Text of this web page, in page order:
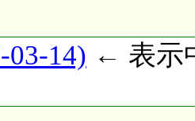
03-14) ← 表示